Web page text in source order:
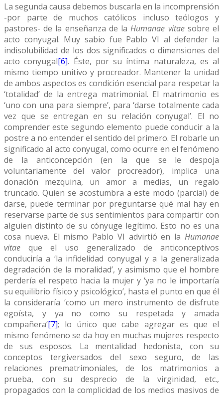
La segunda causa debemos buscarla en la incomprensión
-por parte de muchos católicos incluso teólogos y
pastores- de la enseñanza de laHumanae vitaesobre el
acto conyugal. Muy sabio fue Pablo VI al defender la
indisolubilidad de los dos significados o dimensiones del
acto conyugal[6]. Éste, por su íntima naturaleza, es al
mismo tiempo unitivo y procreador. Mantener la unidad
de ambos aspectos es condición esencial para respetar la
‘totalidad’ de la entrega matrimonial. El matrimonio es
‘uno con una para siempre’, para ‘darse totalmente cada
vez que se entregan en su relación conyugal’. El no
comprender este segundo elemento puede conducir a la
postre a no entender el sentido del primero. El robarle un
significado al acto conyugal, como ocurre en el fenómeno
de la anticoncepción (en la que se le despoja
voluntariamente del valor procreador), implica una
donación mezquina, un amor a medias, un regalo
truncado. Quien se acostumbra a este modo (parcial) de
darse, puede terminar por preguntarse qué mal hay en
reservarse parte de sus sentimientos para compartir con
alguien distinto de su cónyuge legítimo. Esto no es una
cosa nueva. El mismo Pablo VI advirtió en la Humanae
vitae que el uso generalizado de anticonceptivos
conduciría a ‘la infidelidad conyugal y a la generalizada
degradación de la moralidad’, y asimismo que el hombre
perdería el respeto hacia la mujer y ‘ya no le importaría
su equilibrio físico y psicológico’, hasta el punto en que él
la consideraría ‘como un mero instrumento de disfrute
egoísta, y ya no como su respetada y amada
compañera’[7]; lo único que cabe agregar es que el
mismo fenómeno se da hoy en muchas mujeres respecto
de sus esposos. La mentalidad hedonista, con su
conceptos tergiversados del sexo seguro, de las
relaciones prematrimoniales, de los matrimonios a
prueba, con su desprecio de la virginidad, etc.,
propagados con la complicidad de los medios masivos de